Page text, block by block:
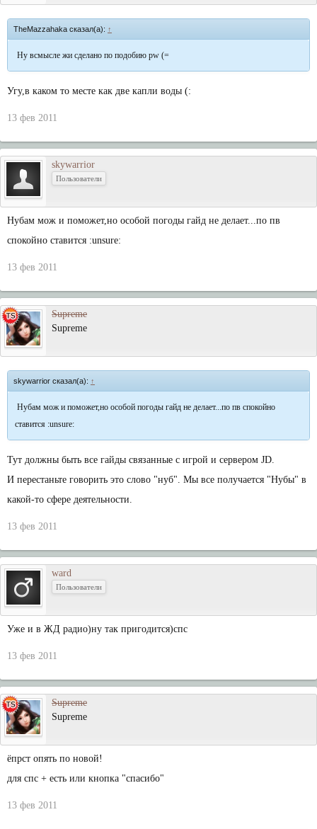
TheMazzahaka сказал(а): ↑
Ну всмысле жи сделано по подобию pw (=
Угу,в каком то месте как две капли воды (:
13 фев 2011
skywarrior
Пользователи
Нубам мож и поможет,но особой погоды гайд не делает...по пв
спокойно ставится :unsure:
13 фев 2011
Supreme
Supreme
skywarrior сказал(а): ↑
Нубам мож и поможет,но особой погоды гайд не делает...по пв спокойно
ставится :unsure:
Тут должны быть все гайды связанные с игрой и сервером JD.
И перестаньте говорить это слово "нуб". Мы все получается "Нубы" в
какой-то сфере деятельности.
13 фев 2011
ward
Пользователи
Уже и в ЖД радио)ну так пригодится)спс
13 фев 2011
Supreme
Supreme
ёпрст опять по новой!
для спс + есть или кнопка "спасибо"
13 фев 2011